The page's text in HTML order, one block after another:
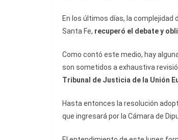
En los últimos días, la complejidad
Santa Fe, recuperó el debate y
Como contó este medio, hay
son sometidos a exhaustiva
Tribunal de Justicia de la Unión
Hasta entonces la resolución
que ingresará por la Cámara de